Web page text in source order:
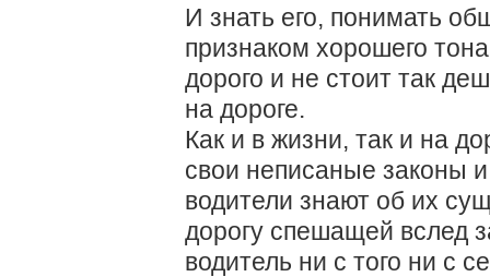
И знать его, понимать
признаком хорошего
дорого и не стоит так
на дороге.
Как и в жизни, так и на
свои неписаные законы
водители знают об их
дорогу спешащей вслед
водитель ни с того ни с